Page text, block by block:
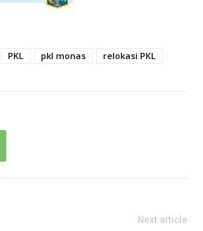
PKL pkl monas relokasi PKL
Next article